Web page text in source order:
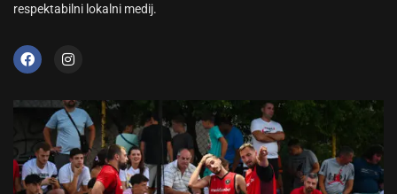
respektabilni lokalni medij.